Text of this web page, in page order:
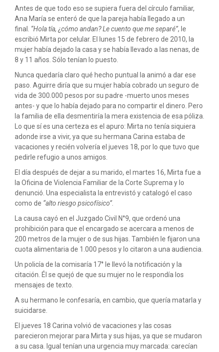
Antes de que todo eso se supiera fuera del círculo familiar,
Ana María se enteró de que la pareja había llegado a un
final. “Hola tía, ¿cómo andan? Le cuento que me separé”, le
escribió Mirta por celular. El lunes 15 de febrero de 2010, la
mujer había dejado la casa y se había llevado a las nenas, de
8 y 11 años. Sólo tenían lo puesto.
Nunca quedaría claro qué hecho puntual la animó a dar ese
paso. Aguirre diría que su mujer había cobrado un seguro de
vida de 300.000 pesos por su padre -muerto unos meses
antes- y que lo había dejado para no compartir el dinero. Pero
la familia de ella desmentiría la mera existencia de esa póliza.
Lo que sí es una certeza es el apuro: Mirta no tenía siquiera
adonde irse a vivir, ya que su hermana Carina estaba de
vacaciones y recién volvería el jueves 18, por lo que tuvo que
pedirle refugio a unos amigos.
El día después de dejar a su marido, el martes 16, Mirta fue a
la Oficina de Violencia Familiar de la Corte Suprema y lo
denunció. Una especialista la entrevistó y catalogó el caso
como de “alto riesgo psicofísico”.
La causa cayó en el Juzgado Civil N°9, que ordenó una
prohibición para que el encargado se acercara a menos de
200 metros de la mujer o de sus hijas. También le fijaron una
cuota alimentaria de 1.000 pesos y lo citaron a una audiencia.
Un policía de la comisaría 17° le llevó la notificación y la
citación. Él se quejó de que su mujer no le respondía los
mensajes de texto.
A su hermano le confesaría, en cambio, que quería matarla y
suicidarse.
El jueves 18 Carina volvió de vacaciones y las cosas
parecieron mejorar para Mirta y sus hijas, ya que se mudaron
a su casa. Igual tenían una urgencia muy marcada: carecían